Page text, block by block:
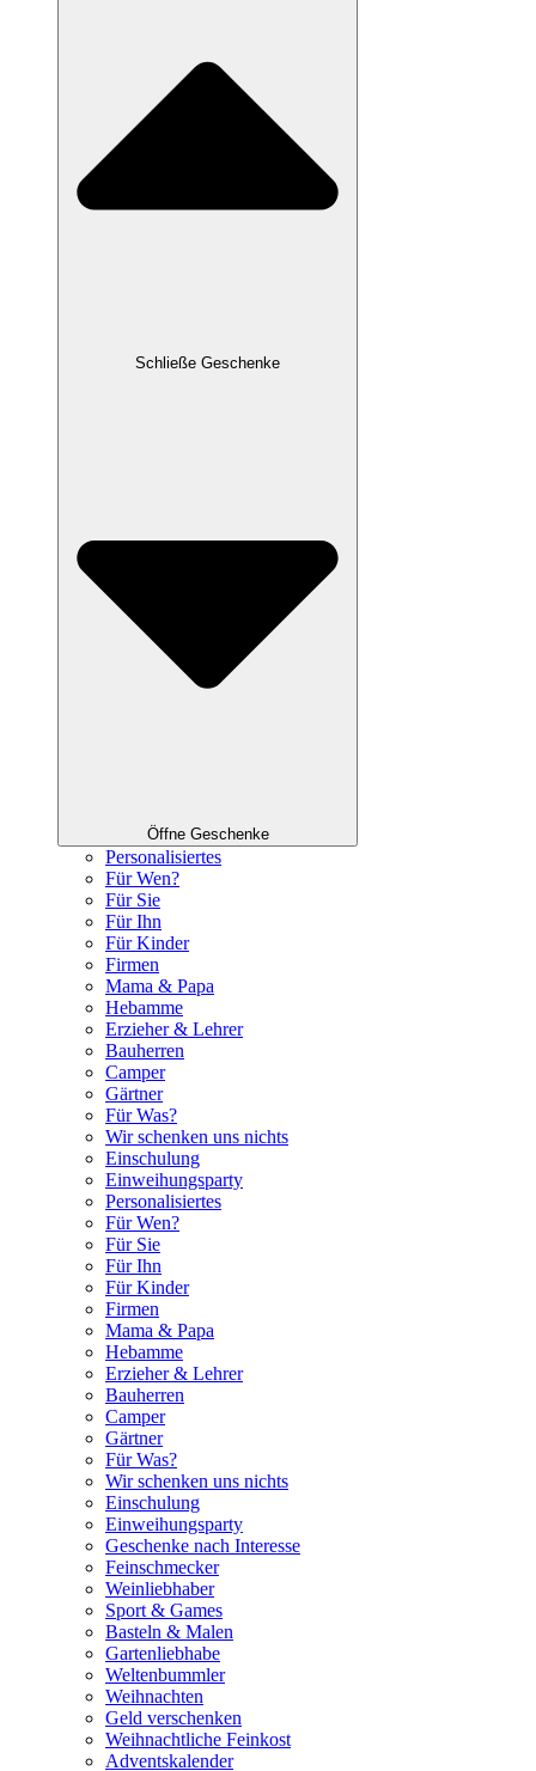
Schließe Geschenke
Öffne Geschenke
Personalisiertes
Für Wen?
Für Sie
Für Ihn
Für Kinder
Firmen
Mama & Papa
Hebamme
Erzieher & Lehrer
Bauherren
Camper
Gärtner
Für Was?
Wir schenken uns nichts
Einschulung
Einweihungsparty
Personalisiertes
Für Wen?
Für Sie
Für Ihn
Für Kinder
Firmen
Mama & Papa
Hebamme
Erzieher & Lehrer
Bauherren
Camper
Gärtner
Für Was?
Wir schenken uns nichts
Einschulung
Einweihungsparty
Geschenke nach Interesse
Feinschmecker
Weinliebhaber
Sport & Games
Basteln & Malen
Gartenliebhabe
Weltenbummler
Weihnachten
Geld verschenken
Weihnachtliche Feinkost
Adventskalender